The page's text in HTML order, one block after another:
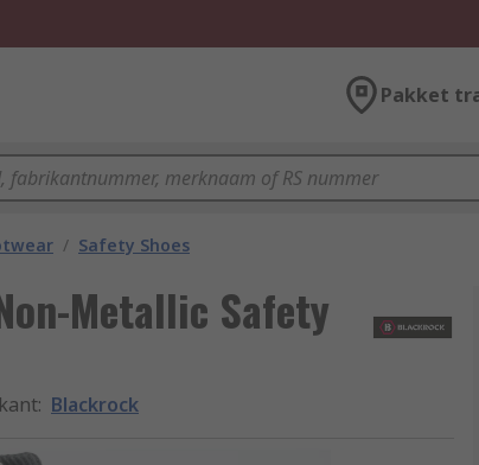
Pakket
/ Safety Shoes
Metallic Safety
: Blackrock